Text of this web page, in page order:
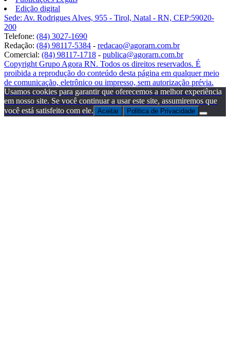
Edição digital
Sede: Av. Rodrigues Alves, 955 - Tirol, Natal - RN, CEP:59020-
200
Telefone: (84) 3027-1690
Redação: (84) 98117-5384 - redacao@agorarn.com.br
Comercial: (84) 98117-1718 - publica@agorarn.com.br
Copyright Grupo Agora RN. Todos os direitos reservados. É
proibida a reprodução do conteúdo desta página em qualquer meio
de comunicação, eletrônico ou impresso, sem autorização prévia.
Usamos cookies para garantir que oferecemos a melhor experiência
em nosso site. Se você continuar a usar este site, assumiremos que
você está satisfeito com ele. Aceitar Politica de Privacidade